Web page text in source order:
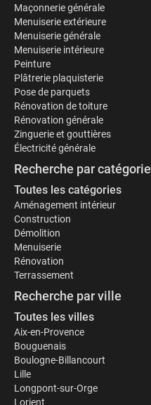
Maçonnerie générale
Menuiserie extérieure
Menuiserie générale
Menuiserie intérieure
Peinture
Plâtrerie plaquisterie
Pose de parquets
Rénovation de toiture
Rénovation générale
Zinguerie et gouttières
Électricité générale
Recherche par catégorie
Toutes les catégories
Aménagement intérieur
Construction
Démolition
Menuiserie
Rénovation
Terrassement
Recherche par ville
Toutes les villes
Aix-en-Provence
Bouguenais
Boulogne-Billancourt
Lille
Longpont-sur-Orge
Lorient